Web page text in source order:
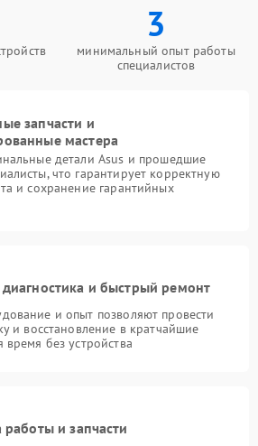
3
минимальный опыт работы
специалистов
запчасти и
мастера
детали Asus и прошедшие
что гарантирует корректную
и сохранение гарантийных
диагностика и быстрый ремонт
и опыт позволяют провести
и восстановление в кратчайшие
без устройства
работы и запчасти